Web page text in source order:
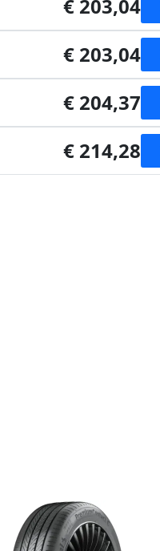
€ 203,04
€ 203,04
€ 204,37
€ 214,28